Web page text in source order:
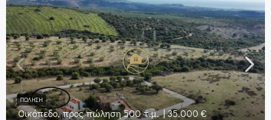
Οικόπεδο, προς πώληση 500 τ.μ. | 35.000 €
ΠΏΛΗΣΗ